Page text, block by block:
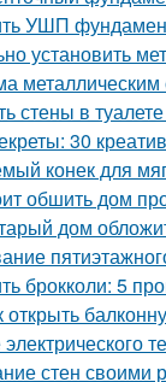
УШП
установить
стены в
30
конек для
обшить дом
дом
брокколи: 5
открыть
стен своими